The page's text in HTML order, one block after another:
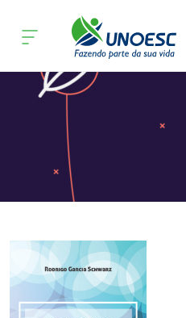
Cursos
Onde estamos
Atendimento ao Estudante
A
Unoesc